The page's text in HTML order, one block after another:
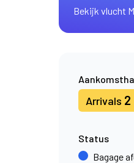
Bekijk vlucht
Arrivals 2
Status
Bagage